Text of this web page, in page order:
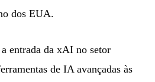
dos EUA.
entrada da xAI no setor
de IA avançadas às